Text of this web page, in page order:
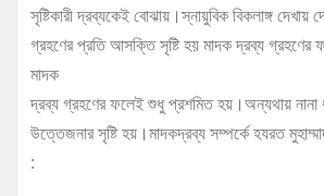
সৃষ্টিকারী দ্রব্যকেই বোঝায়।স্নায়ুবিক বিকলাঙ্গ
গ্রহণের প্রতি আসক্তি সৃষ্টি হয় মাদক দ্রব্য
মাদক
দ্রব্য গ্রহণের ফলেই শুধু প্রশমিত হয়।অন্যথায় নানা
উত্তেজনার সৃষ্টি হয়।মাদকদ্রব্য সম্পর্কে হযরত
: